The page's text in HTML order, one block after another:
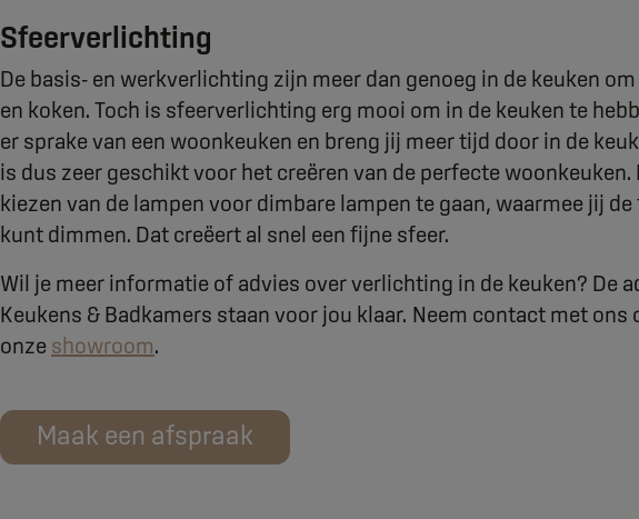
Sfeerverlichting
De basis- en werkverlichting zijn meer dan genoeg in de keuken
en koken. Toch is sfeerverlichting erg mooi om in de keuken te
er sprake van een woonkeuken en breng jij meer tijd door in de
is dus zeer geschikt voor het creëren van de perfecte woonkeuken.
kiezen van de lampen voor dimbare lampen te gaan, waarmee jij
kunt dimmen. Dat creëert al snel een fijne sfeer.
Wil je meer informatie of advies over verlichting in de keuken? De
Keukens & Badkamers staan voor jou klaar. Neem contact met ons
onze showroom.
Maak een afspraak